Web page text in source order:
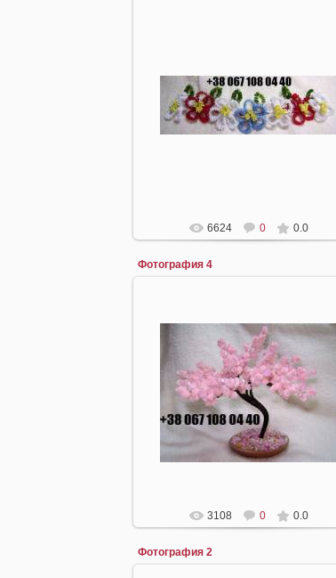
22.04.2008
mirpiar
6624 0 0.0
Фотография 4
22.04.2008
mirpiar
3108 0 0.0
Фотография 2